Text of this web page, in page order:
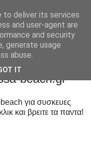
beach.gr
για συσκευες
και βρειτε τα παντα!
to deliver its services
and user-agent are
and security
generate usage
abuse.
IT